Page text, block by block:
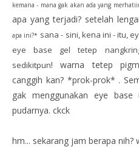
kemana - mana gak akan ada yang
apa yang terjadi? setelah
apa ini?* sana - sini, kena ini - itu,
eye base gel tetep
sedikitpun! warna tetep
canggih kan? *prok-prok* .
gak menggunakan eye
pudarnya. ckck
hm... sekarang jam berapa